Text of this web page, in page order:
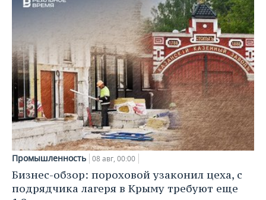
Промышленность 08 авг, 00:00
Бизнес-обзор: пороховой узаконил цеха, с
подрядчика лагеря в Крыму требуют еще